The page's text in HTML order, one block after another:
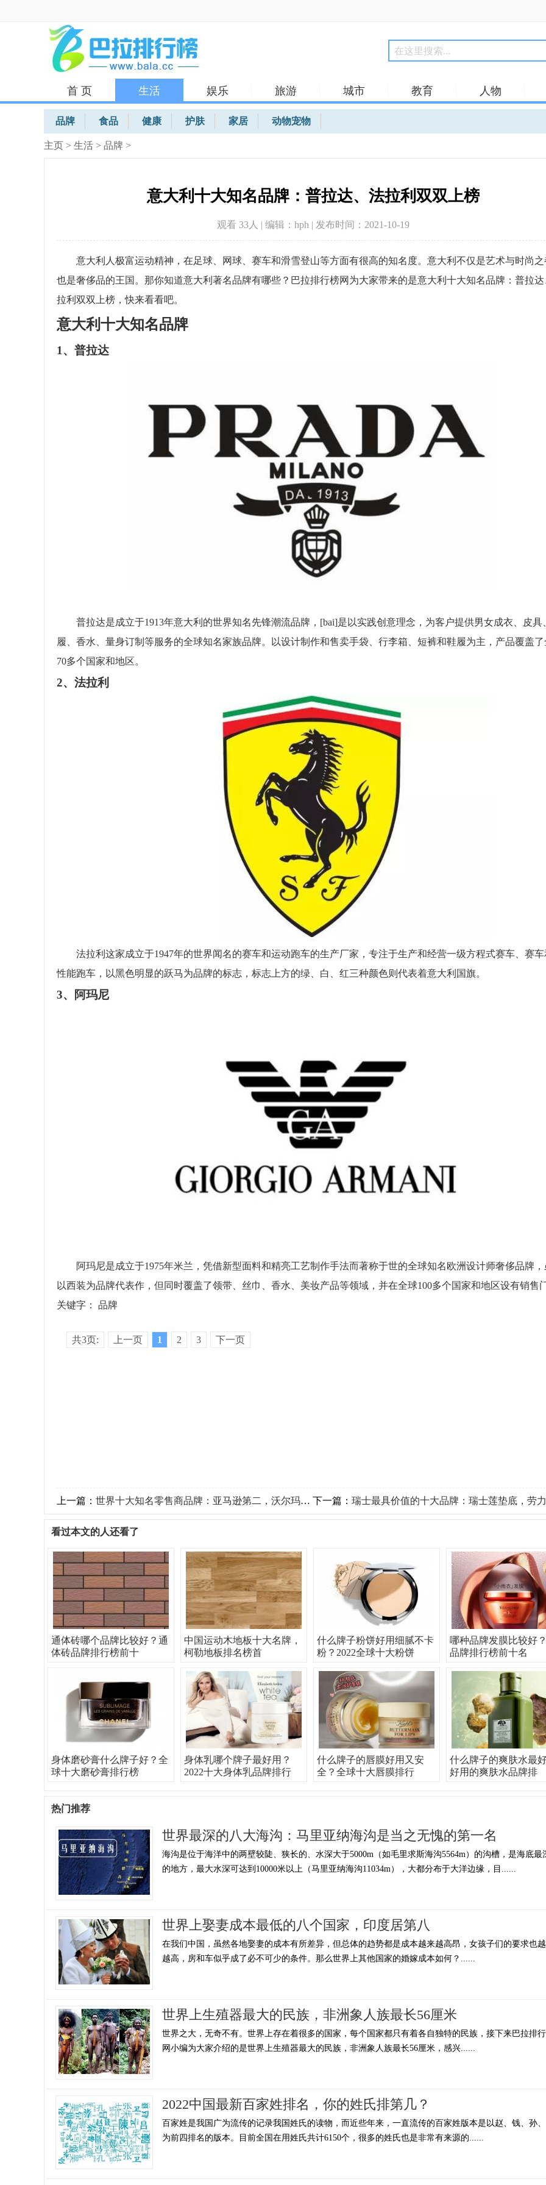
首 页 生活 娱乐 旅游 城市 教育
人物
体育
品牌 食品 健康 护肤 家居 动物宠物
主页 > 生活 > 品牌 >
意大利十大知名品牌：普拉达、法拉利双双上榜
观看 33 人 | 编辑：hph | 发布时间：2021-10-19
意大利人极富运动精神，在足球、网球、赛车和滑雪登山等方面有很高的知名度。意大利不仅是艺术与时尚之
也是奢侈品的王国。那你知道意大利著名品牌有哪些？巴拉排行榜网为大家带来的是意大利十大知名品牌：普拉
拉利双双上榜，快来看看吧。
意大利十大知名品牌
1、普拉达
普拉达是成立于1913年意大利的世界知名先锋潮流品牌，[bai]是以实践创意理念，为客户提供男女成衣、皮具
履、香水、量身订制等服务的全球知名家族品牌。以设计制作和售卖手袋、行李箱、短裤和鞋履为主，产品覆盖
70多个国家和地区。
2、法拉利
法拉利这家成立于1947年的世界闻名的赛车和运动跑车的生产厂家，专注于生产和经营一级方程式赛车、赛车
性能跑车，以黑色明显的跃马为品牌的标志，标志上方的绿、白、红三种颜色则代表着意大利国旗。
3、阿玛尼
阿玛尼是成立于1975年米兰，凭借新型面料和精亮工艺制作手法而著称于世的全球知名欧洲设计师奢侈品牌，
以西装为品牌代表作，但同时覆盖了领带、丝巾、香水、美妆产品等领域，并在全球100多个国家和地区设有销售
关键字： 品牌
共3页: 上一页 1 2 3 下一页
上一篇： 世界十大知名零售商品牌：亚马逊第二，沃尔玛冠军 下一篇： 瑞士最具价值的十大品牌：瑞士莲垫底，劳力士
看过本文的人还看了
通体砖哪个品牌比较好？通
体砖品牌排行榜前十
中国运动木地板十大名牌，
柯勒地板排名榜首
什么牌子粉饼好用细腻不卡
粉？2022全球十大粉饼
哪种品牌发膜比较好
品牌排行榜前十名
身体磨砂膏什么牌子好？全
球十大磨砂膏排行榜
身体乳哪个牌子最好用？
2022十大身体乳品牌排行
什么牌子的唇膜好用又安
全？全球十大唇膜排行
什么牌子的爽肤水最
好用的爽肤水品牌排
热门推荐
世界最深的八大海沟：马里亚纳海沟是当之无愧的第一名
海沟是位于海洋中的两壁较陡、狭长的、水深大于5000m（如毛里求斯海沟5564m）的沟槽，是海底最
的地方，最大水深可达到10000米以上（马里亚纳海沟11034m），大都分布于大洋边缘，目......
世界上娶妻成本最低的八个国家，印度居第八
在我们中国，虽然各地娶妻的成本有所差异，但总体的趋势都是成本越来越高昂，女孩子们的要求也
越高，房和车似乎成了必不可少的条件。那么世界上其他国家的婚嫁成本如何？......
世界上生殖器最大的民族，非洲象人族最长56厘米
世界之大，无奇不有。世界上存在着很多的国家，每个国家都只有着各自独特的民族，接下来巴拉排
网小编为大家介绍的是世界上生殖器最大的民族，非洲象人族最长56厘米，感兴......
2022中国最新百家姓排名，你的姓氏排第几？
百家姓是我国广为流传的记录我国姓氏的读物，而近些年来，一直流传的百家姓版本是以赵、钱、孙
为前四排名的版本。目前全国在用姓氏共计6150个，很多的姓氏也是非常有来源的......